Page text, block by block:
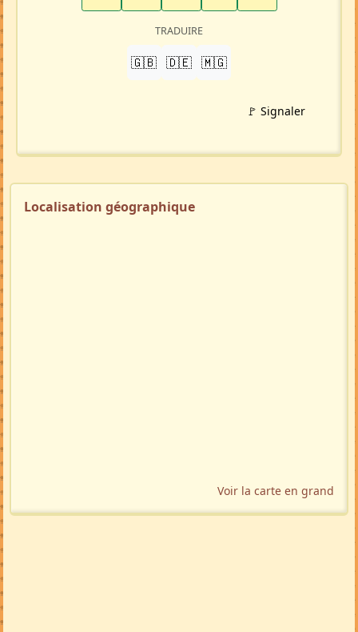
TRADUIRE
🇬🇧 🇩🇪 🇲🇬
🚩 Signaler
Localisation géographique
Voir la carte en grand